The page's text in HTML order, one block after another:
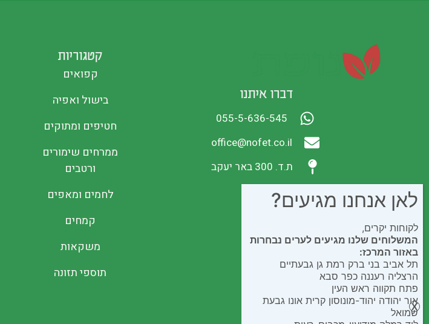
דברו איתנו
055-5-636-545
office@nofet.co.il
ת.ד. 300 באר יעקב
קטגוריות
קפואים
בישול ואפיה
חטיפים ומתוקים
ממרחים שימורים
ורטבים
לחמים ומאפים
קמחים
משקאות
תוספי תזונה
לאן אנחנו מגיעים?
לקוחות יקרים,
המשלוחים שלנו מגיעים לערים נבחרות
באזור המרכז:
תל אביב בני ברק רמת גן גבעתיים
הרצליה רעננה כפר סבא
פתח תקווה ראש העין
אור יהודה יהוד-מונוסון קרית אונו גבעת
שמואל